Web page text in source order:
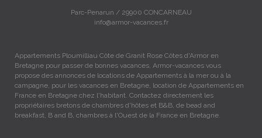
Parc-Penarun / 29900 CONCARNEAU
info@armor-vacances.fr
Appartements Ploumilliau Côte de Granit Rose Côtes d'Armor en
Bretagne pour passer de bonnes vacances, Armor-vacances vous
propose des annonces de locations de Appartements à la mer ou à la
campagne, pour les vacances en Bretagne, location de Appartements en
France en Bretagne chez l'habitant. Contactez directement les
propriétaires bretons de chambres d'hôtes et B&B, de bead and
breakfast, B and B, chambres à l'Ouest de la France en Bretagne.